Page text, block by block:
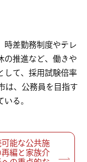
時差勤務制度やテレ
の推進など、働きや
して、採用試験倍率
は、公務員を目指す
る。
能な公共施
編と家族介